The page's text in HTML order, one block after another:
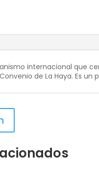
internacional que
de La Haya. Es